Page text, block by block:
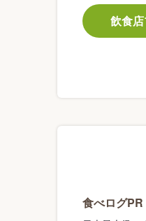
飲食
食べログPR